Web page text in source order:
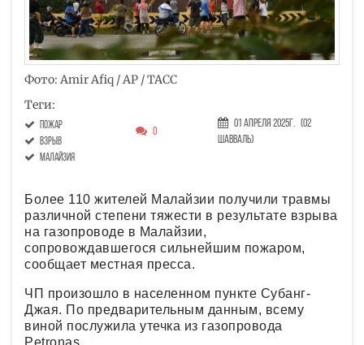
Фото: Amir Afiq / AP / ТАСС
Теги:
пожар
взрыв
Малайзия
0
01 Апреля 2025г. (02
Шавваль)
Более 110 жителей Малайзии получили травмы
различной степени тяжести в результате взрыва
на газопроводе в Малайзии,
сопровождавшегося сильнейшим пожаром,
сообщает местная пресса.
ЧП произошло в населенном пункте Субанг-
Джая. По предварительным данным, всему
виной послужила утечка из газопровода
Petronas.